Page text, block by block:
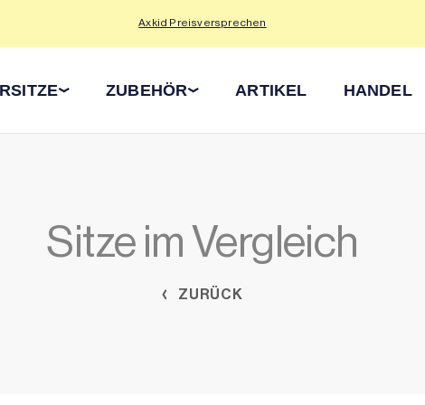
Axkid Preisversprechen
ZUBEHÖR ARTIKEL HANDEL
Sitze im Vergleich
ZURÜCK